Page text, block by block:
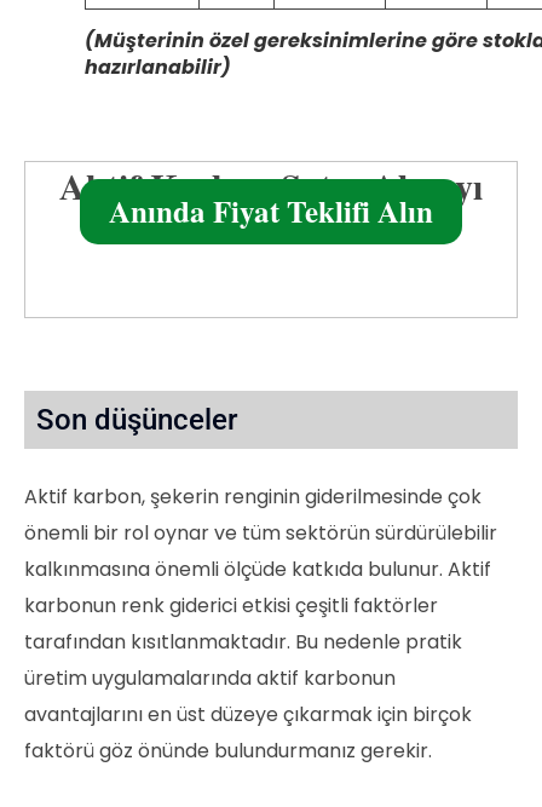
(Müşterinin özel gereksinimlerine göre
hazırlanabilir)
Aktif Karbon Satın Almayı
Planlıyor Musunuz?
Anında Fiyat Teklifi Alın
Son düşünceler
Aktif karbon, şekerin renginin giderilmesinde çok
önemli bir rol oynar ve tüm sektörün sürdürülebilir
kalkınmasına önemli ölçüde katkıda bulunur. Aktif
karbonun renk giderici etkisi çeşitli faktörler
tarafından kısıtlanmaktadır. Bu nedenle pratik
üretim uygulamalarında aktif karbonun
avantajlarını en üst düzeye çıkarmak için birçok
faktörü göz önünde bulundurmanız gerekir.